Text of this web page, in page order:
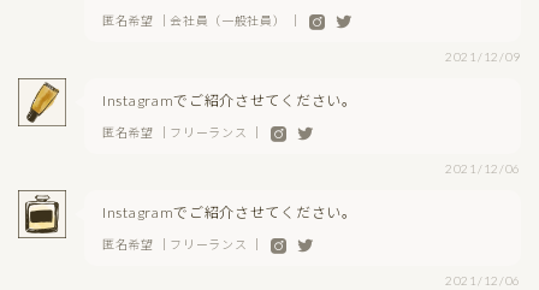
匿名希望 ｜会社員（一般社員） ｜
2021/12/09
Instagramでご紹介させてください。
匿名希望 ｜フリーランス ｜
2021/12/06
Instagramでご紹介させてください。
匿名希望 ｜フリーランス ｜
2021/12/06